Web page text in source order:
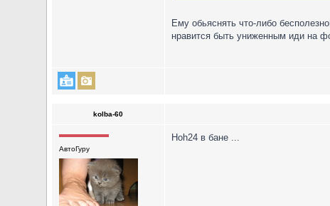
Ему обьяснять что-либо
нравится быть униженным иди на
kolba-60
АвтоГуру
Hoh24 в бане ...